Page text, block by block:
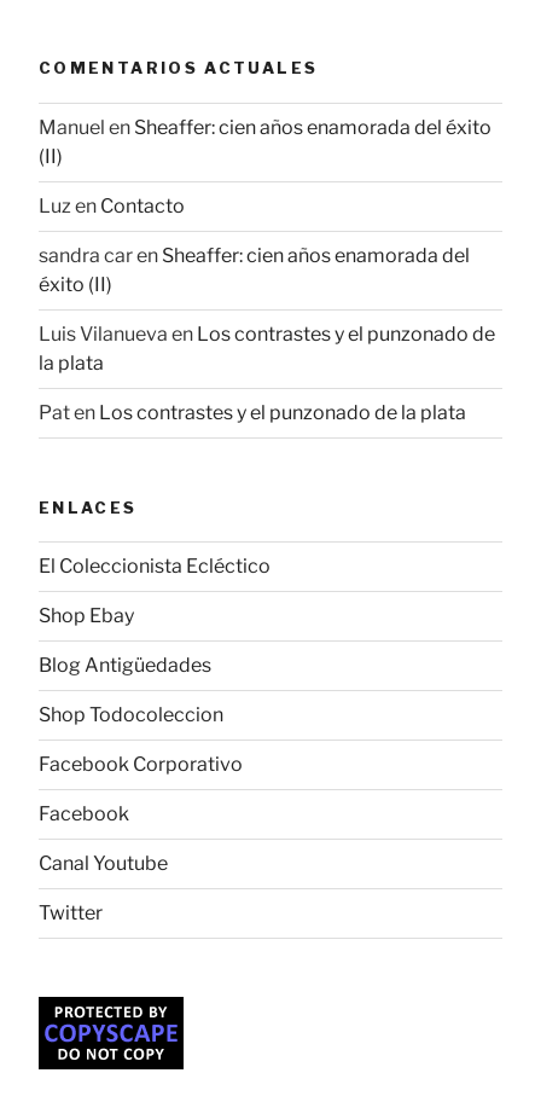
COMENTARIOS ACTUALES
Manuel en Sheaffer: cien años enamorada del éxito
(II)
Luz en Contacto
sandra caren Sheaffer: cien años enamorada del
éxito (II)
Luis Vilanueva en Los contrastes y el punzonado de
la plata
Paten Los contrastes y el punzonado de la plata
ENLACES
El Coleccionista Ecléctico
Shop Ebay
Blog Antigüedades
Shop Todocoleccion
Facebook Corporativo
Facebook
Canal Youtube
Twitter